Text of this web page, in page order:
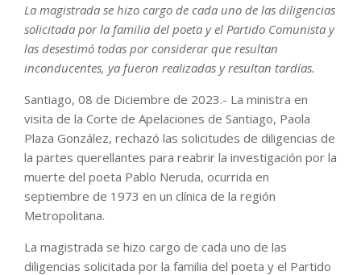
La magistrada se hizo cargo de cada uno de las diligencias
solicitada por la familia del poeta y el Partido Comunista y
las desestimó todas por considerar que resultan
inconducentes, ya fueron realizadas y resultan tardías.
Santiago, 08 de Diciembre de 2023.- La ministra en
visita de la Corte de Apelaciones de Santiago, Paola
Plaza González, rechazó las solicitudes de diligencias de
la partes querellantes para reabrir la investigación por la
muerte del poeta Pablo Neruda, ocurrida en
septiembre de 1973 en un clínica de la región
Metropolitana.
La magistrada se hizo cargo de cada uno de las
diligencias solicitada por la familia del poeta y el Partido